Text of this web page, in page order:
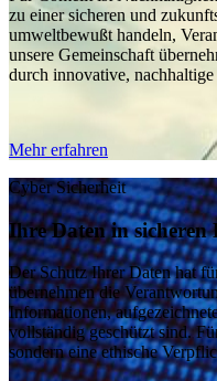
zu einer sicheren und
umweltbewußt handeln,
unsere Gemeinschaft
durch innovative,
Mehr erfahren
Cyber Sicherheit
Ihre Daten in sicheren
Der Schutz Ihrer Daten hat
übernehmen die
Informationen,
vollständig geschützt sind.
sondern eine ethische